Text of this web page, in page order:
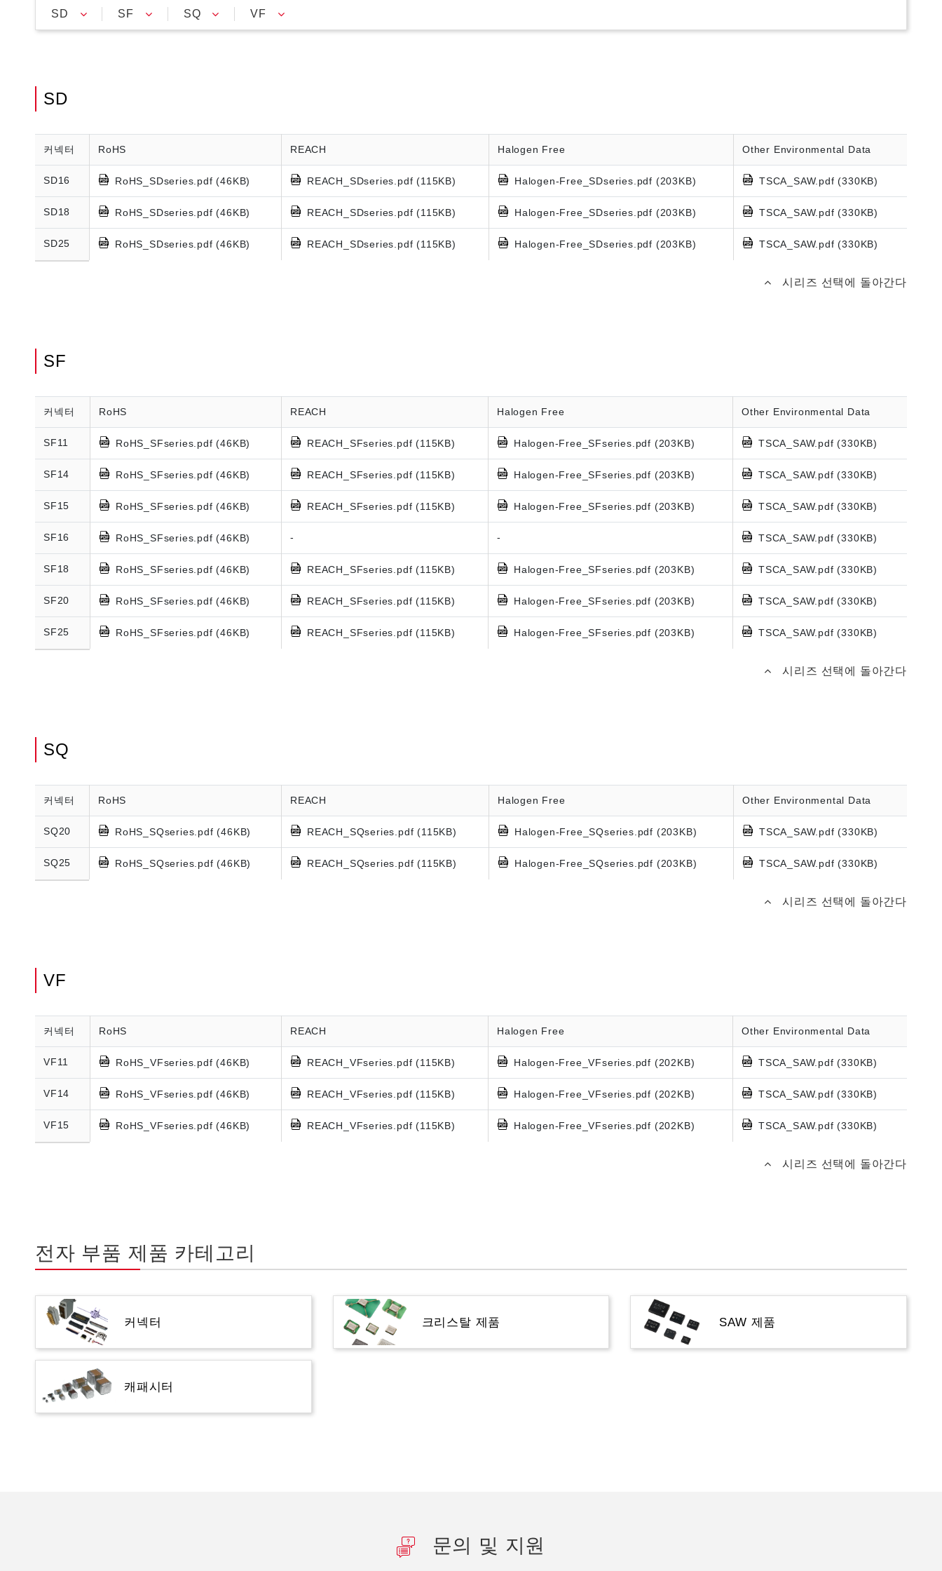
SD SF SQ VF
SD
커넥터 RoHS REACH Halogen Free Other Environmental Data
SD16 RoHS_SDseries.pdf (46KB) REACH_SDseries.pdf (115KB) Halogen-Free_SDseries.pdf (203KB) TSCA_SAW.pdf (330KB)
SD18 RoHS_SDseries.pdf (46KB) REACH_SDseries.pdf (115KB) Halogen-Free_SDseries.pdf (203KB) TSCA_SAW.pdf (330KB)
SD25 RoHS_SDseries.pdf (46KB) REACH_SDseries.pdf (115KB) Halogen-Free_SDseries.pdf (203KB) TSCA_SAW.pdf (330KB)
시리즈 선택에 돌아간다
SF
커넥터 RoHS REACH Halogen Free Other Environmental Data
SF11 RoHS_SFseries.pdf (46KB) REACH_SFseries.pdf (115KB) Halogen-Free_SFseries.pdf (203KB) TSCA_SAW.pdf (330KB)
SF14 RoHS_SFseries.pdf (46KB) REACH_SFseries.pdf (115KB) Halogen-Free_SFseries.pdf (203KB) TSCA_SAW.pdf (330KB)
SF15 RoHS_SFseries.pdf (46KB) REACH_SFseries.pdf (115KB) Halogen-Free_SFseries.pdf (203KB) TSCA_SAW.pdf (330KB)
SF16 RoHS_SFseries.pdf (46KB) - - TSCA_SAW.pdf (330KB)
SF18 RoHS_SFseries.pdf (46KB) REACH_SFseries.pdf (115KB) Halogen-Free_SFseries.pdf (203KB) TSCA_SAW.pdf (330KB)
SF20 RoHS_SFseries.pdf (46KB) REACH_SFseries.pdf (115KB) Halogen-Free_SFseries.pdf (203KB) TSCA_SAW.pdf (330KB)
SF25 RoHS_SFseries.pdf (46KB) REACH_SFseries.pdf (115KB) Halogen-Free_SFseries.pdf (203KB) TSCA_SAW.pdf (330KB)
시리즈 선택에 돌아간다
SQ
커넥터 RoHS REACH Halogen Free Other Environmental Data
SQ20 RoHS_SQseries.pdf (46KB) REACH_SQseries.pdf (115KB) Halogen-Free_SQseries.pdf (203KB) TSCA_SAW.pdf (330KB)
SQ25 RoHS_SQseries.pdf (46KB) REACH_SQseries.pdf (115KB) Halogen-Free_SQseries.pdf (203KB) TSCA_SAW.pdf (330KB)
시리즈 선택에 돌아간다
VF
커넥터 RoHS REACH Halogen Free Other Environmental Data
VF11 RoHS_VFseries.pdf (46KB) REACH_VFseries.pdf (115KB) Halogen-Free_VFseries.pdf (202KB) TSCA_SAW.pdf (330KB)
VF14 RoHS_VFseries.pdf (46KB) REACH_VFseries.pdf (115KB) Halogen-Free_VFseries.pdf (202KB) TSCA_SAW.pdf (330KB)
VF15 RoHS_VFseries.pdf (46KB) REACH_VFseries.pdf (115KB) Halogen-Free_VFseries.pdf (202KB) TSCA_SAW.pdf (330KB)
시리즈 선택에 돌아간다
전자 부품 제품 카테고리
커넥터 크리스탈 제품 SAW 제품
캐패시터
문의 및 지원